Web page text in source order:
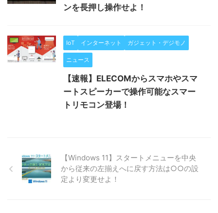
ンを長押し操作せよ！
IoT インターネット ガジェット・デジモノ
ニュース
【速報】ELECOMからスマホやスマ
ートスピーカーで操作可能なスマー
トリモコン登場！
【Windows 11】スタートメニューを中央
から従来の左揃えへに戻す方法は○○の設
定より変更せよ！